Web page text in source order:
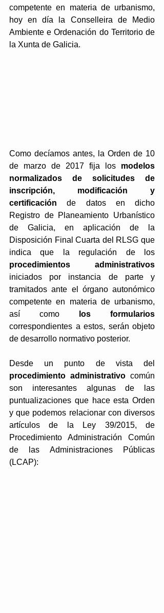
competente en materia de urbanismo,
hoy en día la Conselleira de Medio
Ambiente e Ordenación do Territorio de
la Xunta de Galicia.
Como decíamos antes, la Orden de 10
de marzo de 2017 fija los modelos
normalizados de solicitudes de
inscripción, modificación y
certificación de datos en dicho
Registro de Planeamiento Urbanístico
de Galicia, en aplicación de la
Disposición Final Cuarta del RLSG que
iniciados por instancia de parte y
tramitados ante el órgano autonómico
competente en materia de urbanismo,
así como
correspondientes a estos, serán objeto
de desarrollo normativo posterior.
procedimiento administrativo común
son interesantes algunas de las
puntualizaciones que hace esta Orden
y que podemos relacionar con diversos
artículos de la Ley 39/2015, de
Procedimiento Administración Común
de las Administraciones Públicas
(LCAP):